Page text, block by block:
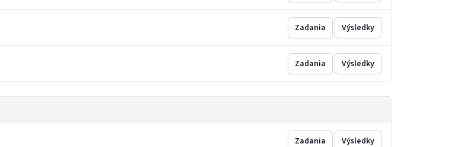
Zadania Výsledky
Zadania Výsledky
Zadania Výsledky